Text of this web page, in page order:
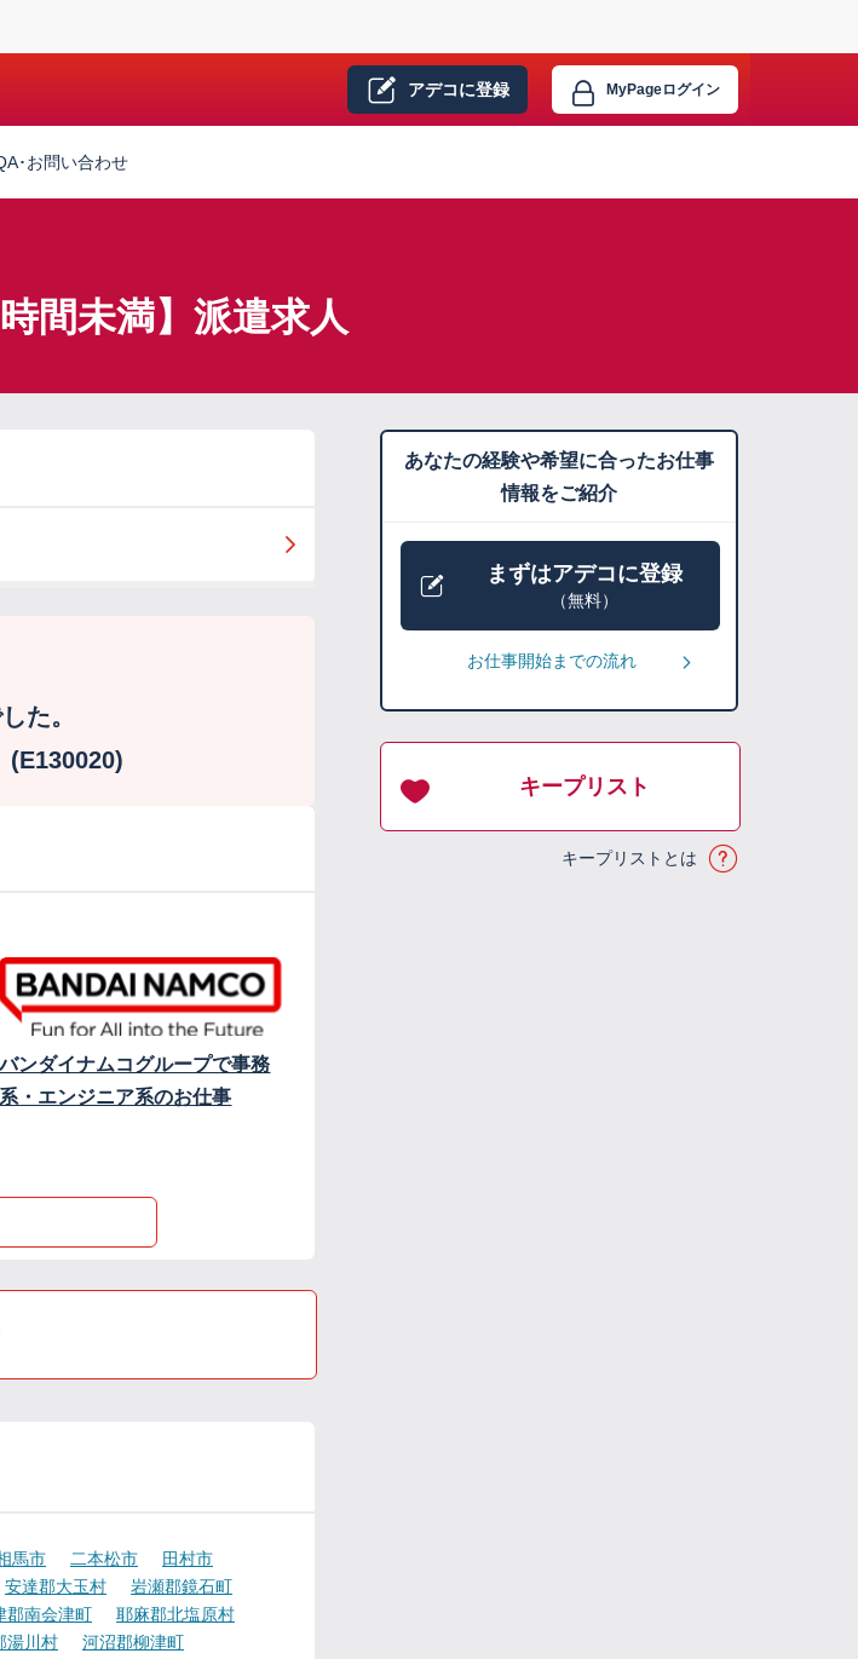
アデコに登録 MyPageログイン
･お問い合わせ
間未満】派遣求人
た。
(E130020)
バンダイナムコグループで事務
系・エンジニア系のお仕事
馬市 二本松市
田村市
安達郡大玉村
岩瀬郡鏡石町
郡南会津町
耶麻郡北塩原村
湯川村
河沼郡柳津町
あなたの経験や希望に合ったお仕事
情報をご紹介
まずはアデコに登録
（無料）
お仕事開始までの流れ
キープリスト
キープリストとは